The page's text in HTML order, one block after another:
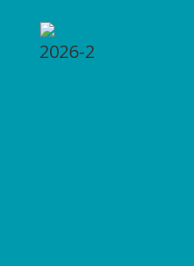
2026-2